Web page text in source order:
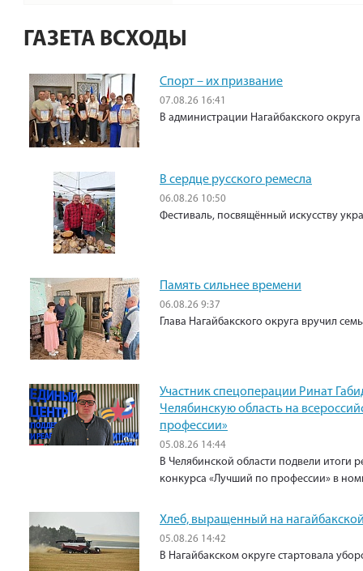
ГАЗЕТА ВСХОДЫ
Спорт – их призвание
07.08.26 16:41
В администрации Нагайбакского
В сердце русского ремесла
06.08.26 10:50
Фестиваль, посвящённый искусству
Память сильнее времени
06.08.26 9:37
Глава Нагайбакского округа вручил
Участник спецоперации Ринат
Челябинскую область на
профессии»
05.08.26 14:44
В Челябинской области подвели итоги
конкурса «Лучший по профессии» в
Хлеб, выращенный на
05.08.26 14:42
В Нагайбакском округе стартовала